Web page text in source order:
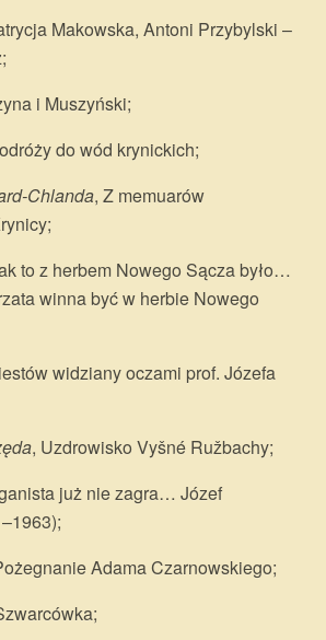
Makowska, Antoni Przybylski –
i Muszyński;
do wód krynickich;
Chlanda, Z memuarów
to z herbem Nowego Sącza było…
winna być w herbie Nowego
widziany oczami prof. Józefa
, Uzdrowisko Vyšné Ružbachy;
już nie zagra… Józef
Adama Czarnowskiego;